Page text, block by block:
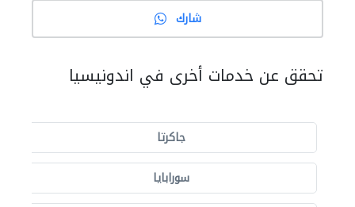
شارك
تحقق عن خدمات أخرى في اندونيسيا
جاكرتا
سورابايا